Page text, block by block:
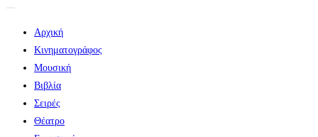
Αρχική
Κινηματογράφος
Μουσική
Βιβλία
Σειρές
Θέατρο